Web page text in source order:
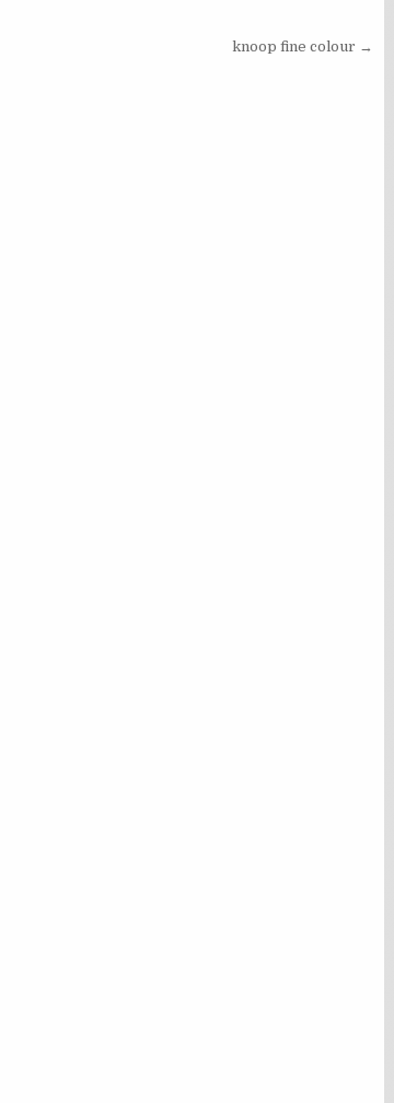
knoop fine colour →